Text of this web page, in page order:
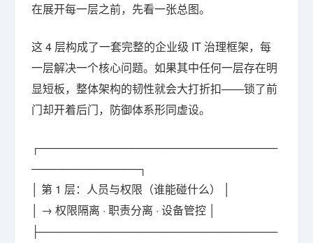
在展开每一层之前，先看一张总图。
这 4 层构成了一套完整的企业级 IT 治理框架，每
一层解决一个核心问题。如果其中任何一层存在明
显短板，整体架构的韧性就会大打折扣——锁了前
门却开着后门，防御体系形同虚设。
┌───────────────────────────────
──────────────┐
│ 第 1 层：人员与权限（谁能碰什么） │
│ → 权限隔离 · 职责分离 · 设备管控 │
├───────────────────────────────